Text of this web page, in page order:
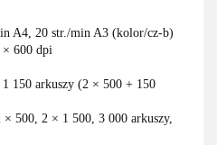
A4, 20 str./min A3 (kolor/cz-b)
× 600 dpi
150 arkuszy (2 × 500 + 150
500, 2 × 1 500, 3 000 arkuszy,